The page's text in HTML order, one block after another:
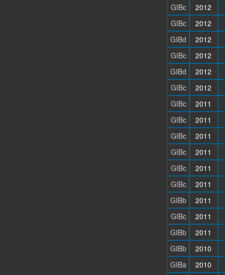
GIBc
2012
GIBc
2012
GIBd
2012
GIBc
2012
GIBd
2012
GIBc
2012
GIBc
2011
GIBc
2011
GIBc
2011
GIBc
2011
GIBc
2011
GIBc
2011
GIBb
2011
GIBc
2011
GIBb
2011
GIBb
2010
GIBa
2010